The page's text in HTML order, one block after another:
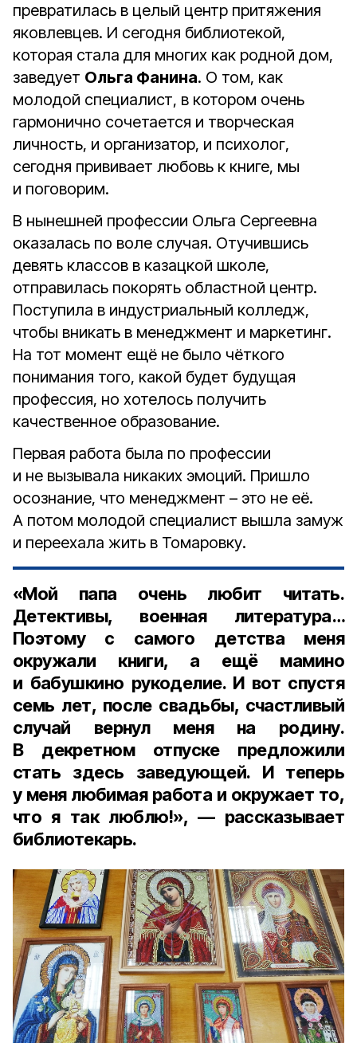
превратилась в целый центр притяжения
яковлевцев. И сегодня библиотекой,
которая стала для многих как родной дом,
заведует Ольга Фанина. О том, как
молодой специалист, в котором очень
гармонично сочетается и творческая
личность, и организатор, и психолог,
сегодня прививает любовь к книге, мы
и поговорим.
В нынешней профессии Ольга Сергеевна
оказалась по воле случая. Отучившись
девять классов в казацкой школе,
отправилась покорять областной центр.
Поступила в индустриальный колледж,
чтобы вникать в менеджмент и маркетинг.
На тот момент ещё не было чёткого
понимания того, какой будет будущая
профессия, но хотелось получить
качественное образование.
Первая работа была по профессии
и не вызывала никаких эмоций. Пришло
осознание, что менеджмент – это не её.
А потом молодой специалист вышла замуж
и переехала жить в Томаровку.
«Мой папа очень любит читать.
Детективы, военная литература…
Поэтому с самого детства меня
окружали книги, а ещё мамино
и бабушкино рукоделие. И вот спустя
семь лет, после свадьбы, счастливый
случай вернул меня на родину.
В декретном отпуске предложили
стать здесь заведующей. И теперь
у меня любимая работа и окружает то,
что я так люблю!», — рассказывает
библиотекарь.